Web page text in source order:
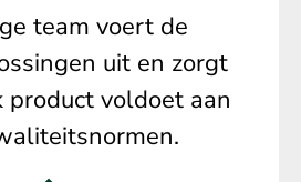
team voert de
uit en zorgt
voldoet aan